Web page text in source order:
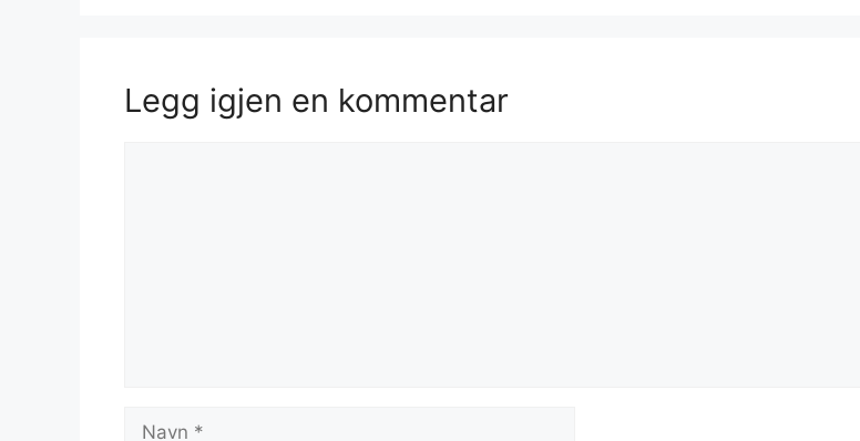
Legg igjen en kommentar
Navn